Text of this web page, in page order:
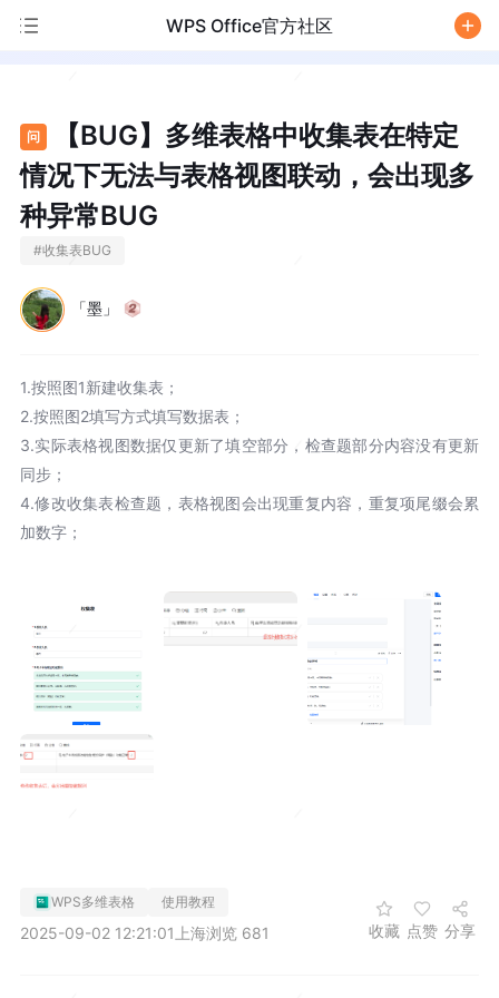
WPS Office官方社区
问
【BUG】多维表格中收集表在特定
情况下无法与表格视图联动，会出现多
种异常BUG
#收集表BUG
「墨」
1.按照图1新建收集表；
2.按照图2填写方式填写数据表；
3.实际表格视图数据仅更新了填空部分，检查题部分内容没有更新
同步；
4.修改收集表检查题，表格视图会出现重复内容，重复项尾缀会累
加数字；
WPS多维表格 使用教程
2025-09-02 12:21:01 上海浏览 681 收藏 点赞 分享